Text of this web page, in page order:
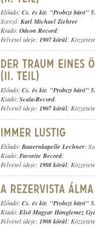
Előadó: Cs. és kir. "Probszt báró"
Szerző: Karl Michael Ziehrer
Kiadó: Odeon Record;
Felvétel ideje: 1907 körül;
Előadó: Cs. és kir. "Probszt báró"
Kiadó: Scala-Record;
Felvétel ideje: 1907 körül;
Előadó: Bauernkapelle Lechner;
Kiadó: Favorite Record;
Felvétel ideje: 1908 körül;
Előadó: Cs. és kir. "Probszt báró"
Kiadó: Első Magyar Hanglemez
Felvétel ideje: 1908 körül;